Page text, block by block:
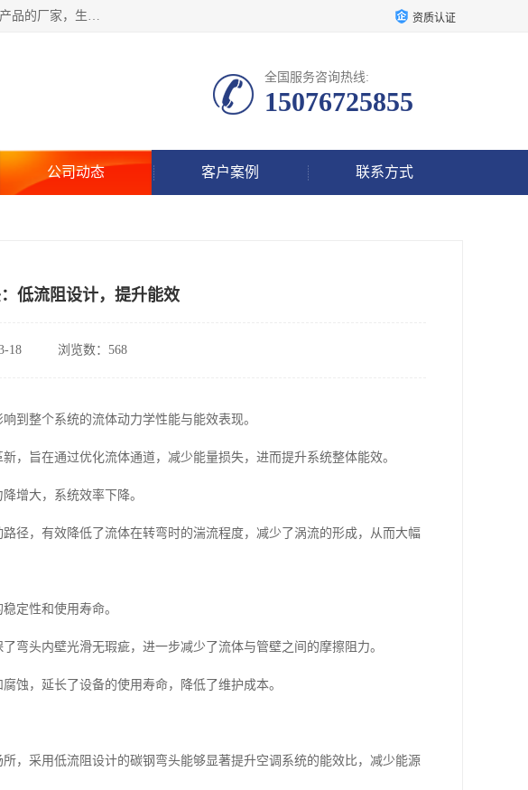
沧州吉轩管道制造有限公司是河北一家专业生产三通、镀锌弯管、弯头、压力容器法兰、锻造法兰、冲压弯头等产品的厂家，生产设备精良，工艺先进，产品规格齐全，售后服务健全。 资质认证
全国服务咨询热线:
15076725855
公司动态 客户案例 联系方式
低流阻设计，提升能效
18 浏览数：568
到整个系统的流体动力学性能与能效表现。
，旨在通过优化流体通道，减少能量损失，进而提升系统整体能效。
增大，系统效率下降。
径，有效降低了流体在转弯时的湍流程度，减少了涡流的形成，从而大幅
定性和使用寿命。
弯头内壁光滑无瑕疵，进一步减少了流体与管壁之间的摩擦阻力。
蚀，延长了设备的使用寿命，降低了维护成本。
，采用低流阻设计的碳钢弯头能够显著提升空调系统的能效比，减少能源